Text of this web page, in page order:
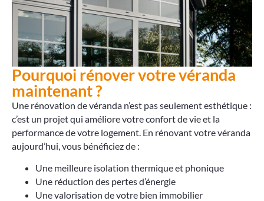
Pourquoi rénover votre véranda
maintenant ?
Une rénovation de véranda n’est pas seulement esthétique :
c’est un projet qui améliore votre confort de vie et la
performance de votre logement. En rénovant votre véranda
aujourd’hui, vous bénéficiez de :
Une meilleure isolation thermique et phonique
Une réduction des pertes d’énergie
Une valorisation de votre bien immobilier